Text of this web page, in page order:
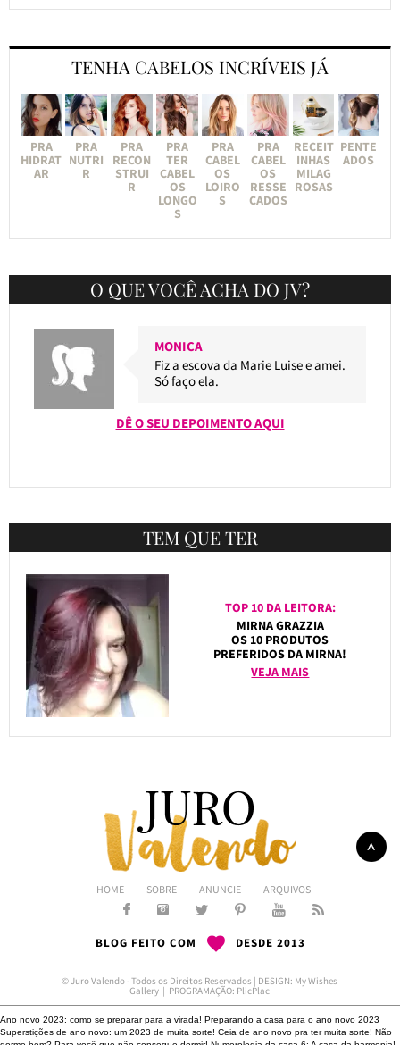
TENHA CABELOS INCRÍVEIS JÁ
PRA
HIDRAT
AR
PRA
NUTRI
R
PRA
RECON
STRUI
R
PRA
TER
CABEL
OS
LONGO
S
PRA
CABEL
OS
LOIRO
S
PRA
CABEL
OS
RESSE
CADOS
RECEIT
INHAS
MILAG
ROSAS
PENTE
ADOS
O QUE VOCÊ ACHA DO JV?
MONICA
Fiz a escova da Marie Luise e amei.
Só faço ela.
DÊ O SEU DEPOIMENTO AQUI
TEM QUE TER
TOP 10 DA LEITORA:
MIRNA GRAZZIA
OS 10 PRODUTOS
PREFERIDOS DA MIRNA!
VEJA MAIS
HOME SOBRE ANUNCIE ARQUIVOS
BLOG FEITO COM DESDE 2013
© Juro Valendo - Todos os Direitos Reservados | DESIGN: My Wishes
Gallery | PROGRAMAÇÃO: PlicPlac
Ano novo 2023: como se preparar para a virada! Preparando a casa para o ano novo 2023
Superstições de ano novo: um 2023 de muita sorte! Ceia de ano novo pra ter muita sorte! Não